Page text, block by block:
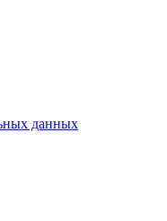
данных